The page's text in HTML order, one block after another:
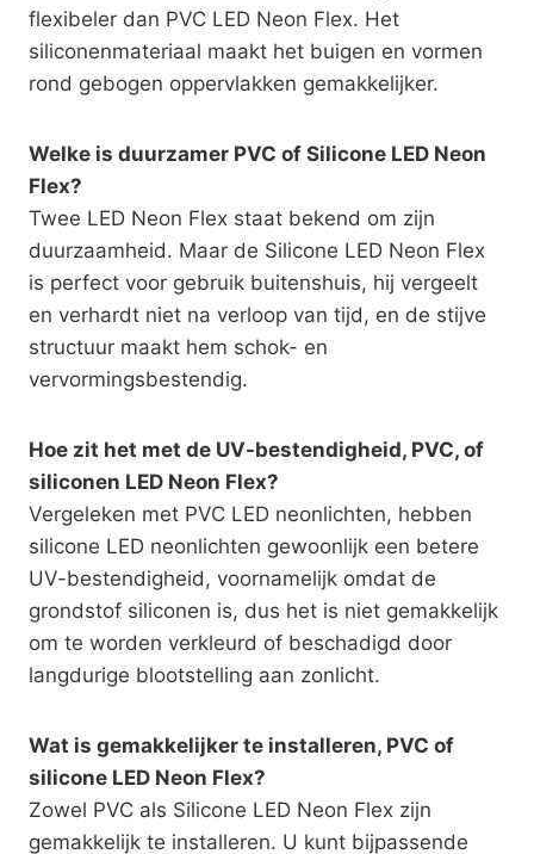
flexibeler dan PVC LED Neon Flex. Het
siliconenmateriaal maakt het buigen en vormen
rond gebogen oppervlakken gemakkelijker.
Welke is duurzamer PVC of Silicone LED Neon
Flex?
Twee LED Neon Flex staat bekend om zijn
duurzaamheid. Maar de Silicone LED Neon Flex
is perfect voor gebruik buitenshuis, hij vergeelt
en verhardt niet na verloop van tijd, en de stijve
structuur maakt hem schok- en
vervormingsbestendig.
Hoe zit het met de UV-bestendigheid, PVC, of
siliconen LED Neon Flex?
Vergeleken met PVC LED neonlichten, hebben
silicone LED neonlichten gewoonlijk een betere
UV-bestendigheid, voornamelijk omdat de
grondstof siliconen is, dus het is niet gemakkelijk
om te worden verkleurd of beschadigd door
langdurige blootstelling aan zonlicht.
Wat is gemakkelijker te installeren, PVC of
silicone LED Neon Flex?
Zowel PVC als Silicone LED Neon Flex zijn
gemakkelijk te installeren. U kunt bijpassende